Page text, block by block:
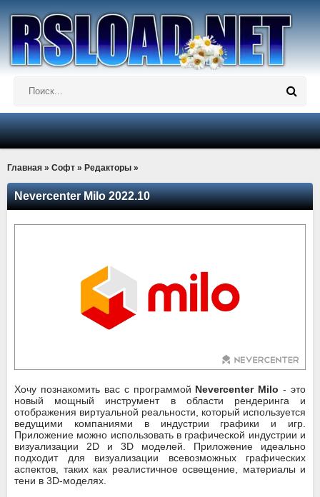
Главная » Софт » Редакторы »
Nevercenter Milo 2022.10
Хочу познакомить вас с программой Nevercenter Milo - это
новый мощный инструмент в области рендеринга и
отображения виртуальной реальности, который используется
ведущими компаниями в индустрии графики и игр.
Приложение можно использовать в графической индустрии и
визуализации 2D и 3D моделей. Приложение идеально
подходит для визуализации всевозможных графических
аспектов, таких как реалистичное освещение, материалы и
тени в 3D-моделях.